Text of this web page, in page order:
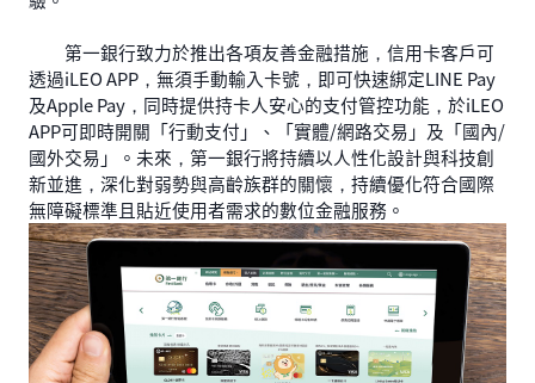
第一銀行致力於推出各項友善金融措施，信用卡客戶可
透過iLEO APP，無須手動輸入卡號，即可快速綁定LINE Pay
及Apple Pay，同時提供持卡人安心的支付管控功能，於iLEO
APP可即時開關「行動支付」、「實體/網路交易」及「國內/
國外交易」。未來，第一銀行將持續以人性化設計與科技創
新並進，深化對弱勢與高齡族群的關懷，持續優化符合國際
無障礙標準且貼近使用者需求的數位金融服務。